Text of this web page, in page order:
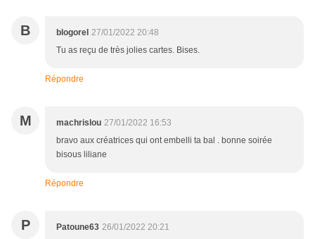
B blogorel 27/01/2022 20:48
Tu as reçu de très jolies cartes. Bises.
Répondre
M machrislou 27/01/2022 16:53
bravo aux créatrices qui ont embelli ta bal . bonne soirée
bisous liliane
Répondre
P Patoune63 26/01/2022 20:21